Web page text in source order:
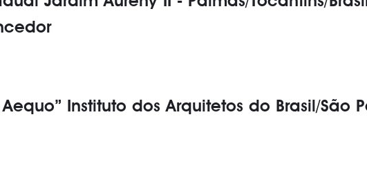
Aequo” Instituto dos Arquitetos do Brasil/São